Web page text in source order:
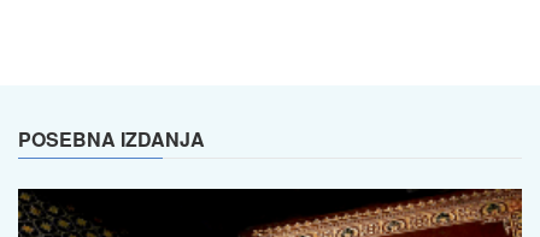
POSEBNA IZDANJA